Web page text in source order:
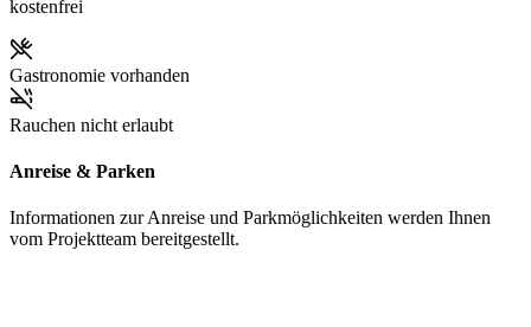
kostenfrei
Gastronomie vorhanden
Rauchen nicht erlaubt
Anreise & Parken
Informationen zur Anreise und Parkmöglichkeiten werden Ihnen
vom Projektteam bereitgestellt.